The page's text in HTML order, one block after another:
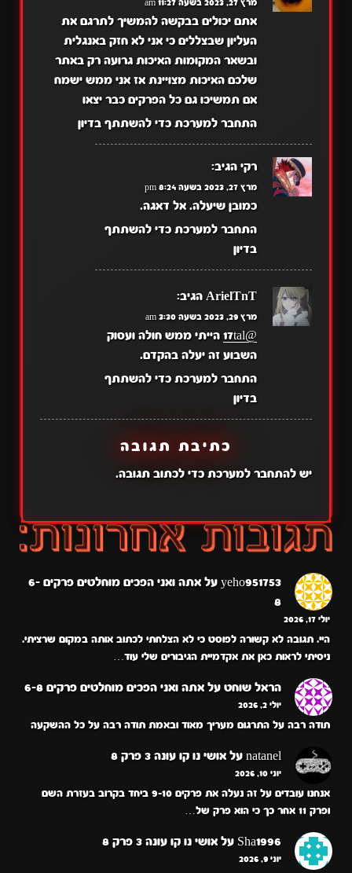
מרץ 27, 2023 בשעה 11:27 am
אתם יכולים בבקשה להמשיך לתרגם את
העליון שבצללים כי אני לא חזק באנגלית
ובשאר המקומות האיכות גרועה רק באתר
שלכם האיכות מצויינת אז אני ממש ישמח
אם תמשיכו גם כל הפרקים כבר יצאו
התחבר למערכת כדי להשתתף בדיון
רקי הגיב:
מרץ 27, 2023 בשעה 8:24 pm
כמובן שיעלה. אל דאגה.
התחבר למערכת כדי להשתתף
בדיון
ArielTnT הגיב:
מרץ 29, 2023 בשעה 3:30 am
@17tal
הייתי ממש חולה ועסוק
השבוע זה יעלה בהקדם.
התחבר למערכת כדי להשתתף
בדיון
כתיבת תגובה
יש להתחבר למערכתכדי לכתוב תגובה.
yeho951753 על
אתה ואני הפכים מוחלטים פרקים 6-
8
יולי 17, 2026
היי. תגובה לא קשורה לפוסט כי לא הצלחתי לכתוב אותה במקום שרציתי.
ניסיתי לראות כאן את אקדמיית הגיבורים שלי עוד…
הראל שוחט על אתה ואני הפכים מוחלטים פרקים 6-8
יולי 2, 2026
תודה רבה על התרגום מעריך מאוד ובאמת תודה רבה על כל ההשקעה
natanel על אושי נו קו עונה 3 פרק 8
יוני 10, 2026
אנחנו עובדים על זה נעלה את פרקים 9-10 ביחד בקרוב בעזרת השם
ופרק 11 אחר כך כי הוא פרק של…
Sha1996 על אושי נו קו עונה 3 פרק 8
יוני 9, 2026